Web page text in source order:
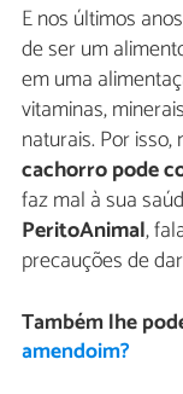
E nos últimos
de ser um
em uma
vitaminas,
naturais. Por
cachorro pode
faz mal à sua
PeritoAnimal,
precauções de
Também lhe
amendoim?